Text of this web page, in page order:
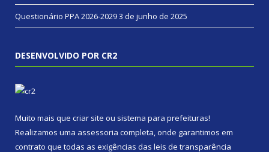
Questionário PPA 2026-20293 de junho de 2025
DESENVOLVIDO POR CR2
Muito mais que criar site ou sistema para prefeituras!
Realizamos uma assessoria completa, onde garantimos em
contrato que todas as exigências das leis de transparência